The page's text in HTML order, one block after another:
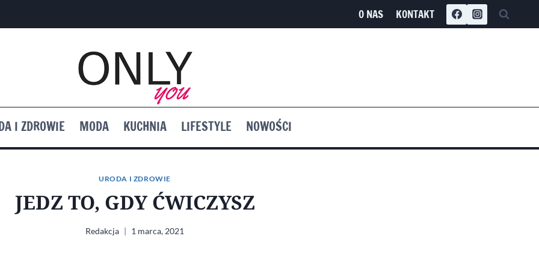
O NAS KONTAKT
I ZDROWIE MODA KUCHNIA LIFESTYLE NOWOŚCI
URODA I ZDROWIE
JEDZ TO, GDY ĆWICZYSZ
Redakcja 1 marca, 2021